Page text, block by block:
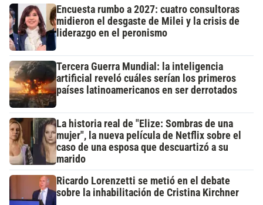
Encuesta rumbo a 2027: cuatro consultoras
midieron el desgaste de Milei y la crisis de
liderazgo en el peronismo
Tercera Guerra Mundial: la inteligencia
artificial reveló cuáles serían los primeros
países latinoamericanos en ser derrotados
La historia real de "Elize: Sombras de una
mujer", la nueva película de Netflix sobre el
caso de una esposa que descuartizó a su
marido
Ricardo Lorenzetti se metió en el debate
sobre la inhabilitación de Cristina Kirchner